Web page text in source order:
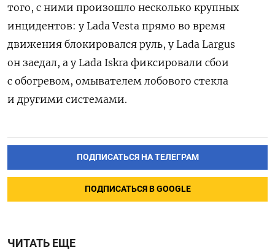
того, с ними произошло несколько крупных
инцидентов: у Lada Vesta прямо во время
движения блокировался руль, у Lada Largus
он заедал, а у Lada Iskra фиксировали сбои
с обогревом, омывателем лобового стекла
и другими системами.
ПОДПИСАТЬСЯ НА ТЕЛЕГРАМ
ПОДПИСАТЬСЯ В GOOGLE
ЧИТАТЬ ЕЩЕ